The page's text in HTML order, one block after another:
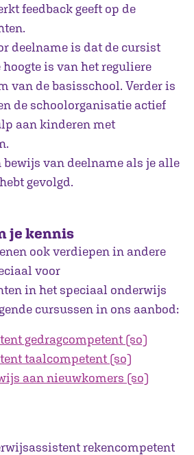
feedback geeft op de
deelname is dat de cursist
is van het reguliere
van de basisschool. Verder is
de schoolorganisatie actief
aan kinderen met
bewijs van deelname als je alle
gevolgd.
je kennis
ook verdiepen in andere
voor
in het speciaal onderwijs
cursussen in ons aanbod:
gedragcompetent (so)
taalcompetent (so)
aan nieuwkomers (so)
rekencompetent